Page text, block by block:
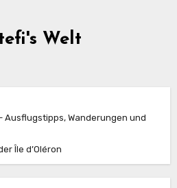
Welt
Ausflugstipps, Wanderungen und
Île d’Oléron